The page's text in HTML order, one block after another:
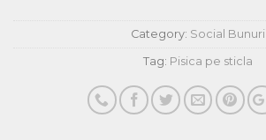
Category: Social Bunuri
Tag: Pisica pe sticla